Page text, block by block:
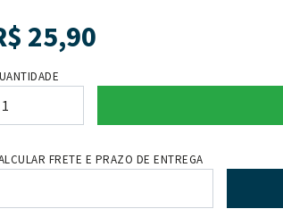
25,90
FRETE E PRAZO DE ENTREGA